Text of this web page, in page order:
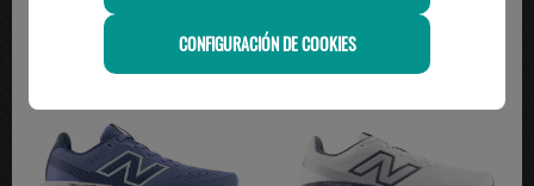
CONFIGURACIÓN DE COOKIES